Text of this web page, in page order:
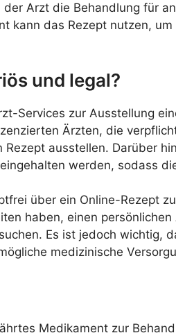
Arzt die Behandlung für
kann das Rezept nutzen,
und legal?
Services zur Ausstellung
Ärzten, die
Rezept ausstellen. Darüber
werden, sodass
über ein Online-Rezept
haben, einen
Es ist jedoch wichtig,
medizinische
Medikament zur